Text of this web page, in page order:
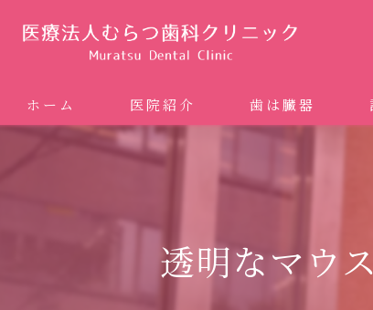
ホーム 医院紹介 歯は臓器
透明なマウ